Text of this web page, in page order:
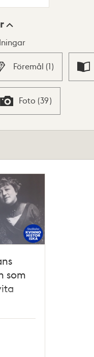
Föremål (1)
Foto (39)
som